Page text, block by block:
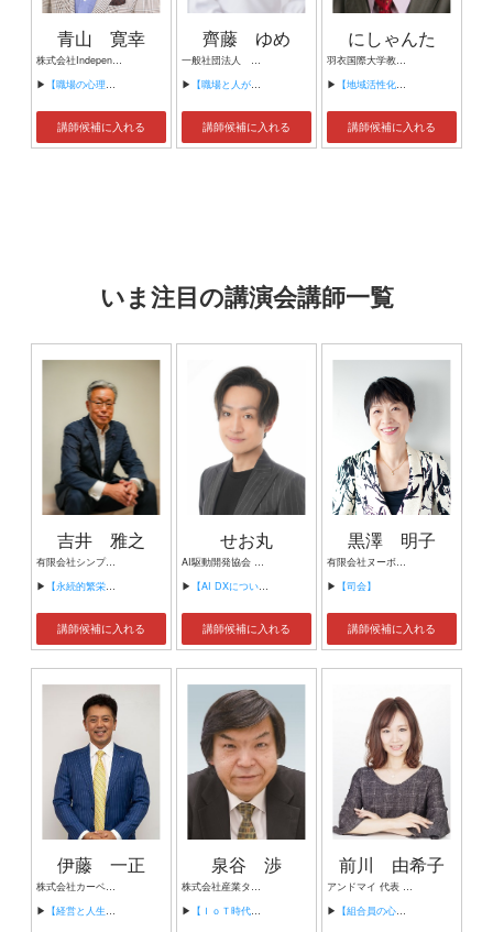
青山 寛幸
株式会社Independence 代表 心理カウンセラー
▶ 【職場の心理的安全性】
講師候補に入れる
齊藤 ゆめ
一般社団法人 健康経営推進協会 代表理事 Thanks mother 代表 一般社団法人 先生ビジネス共同協会 ご縁の窓口 人脈コーディネーター
▶ 【職場と人が変わる心理的安全性と健康経営】
講師候補に入れる
にしゃんた
羽衣国際大学教授・タレント
▶ 【地域活性化のカギは、外国人の視点にあり】
講師候補に入れる
いま注目の講演会講師一覧
吉井 雅之
有限会社シンプルタスク 代表取締役 習慣形成コンサルタント
▶ 【永続的繁栄の組織づくり】
講師候補に入れる
せお丸
AI駆動開発協会 代表理事 サイバーフリークス株式会社 代表取締役
▶ 【AI DXについて】
講師候補に入れる
黒澤 明子
有限会社ヌーボヌール代表取締役
▶ 【司会】
講師候補に入れる
伊藤 一正
株式会社カーベル代表取締役社長 プロレスラーカーベル伊藤
▶ 【経営と人生がHappyになる3つのキーワード】
泉谷 渉
株式会社産業タイムズ社 代表取締役会長 半導体産業新聞 特別編集委員
▶ 【ＩｏＴ時代にニッポンの製造業が一気に抜け出す！！ ～世界トップシェアのセンサーとロボットで戦え！】
前川 由希子
アンドマイ 代表 組織活性化コンサルタント
▶ 【組合員の心をぐっと掴むコミュニケーション術～組合員が「あなたが言うなら」と動き出す３ステップ～】